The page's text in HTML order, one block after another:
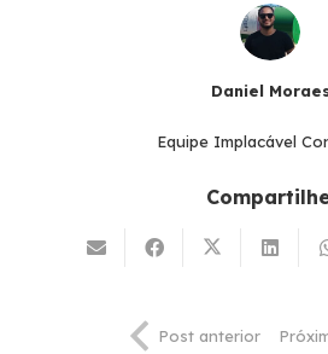
Daniel
Equipe Implacável
Post anterior